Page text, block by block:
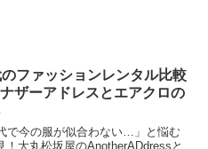
ファッションレンタル比較
ナザーアドレスとエアクロの
で今の服が似合わない…」と悩む
！大丸松坂屋のAnotherADdressと